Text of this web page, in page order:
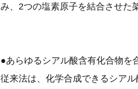
み、2つの塩素原子を結合させた
●あらゆるシアル酸含有化合物を
従来法は、化学合成できるシア